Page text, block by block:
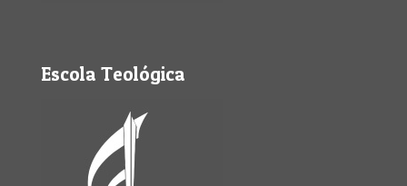
Escola Teológica